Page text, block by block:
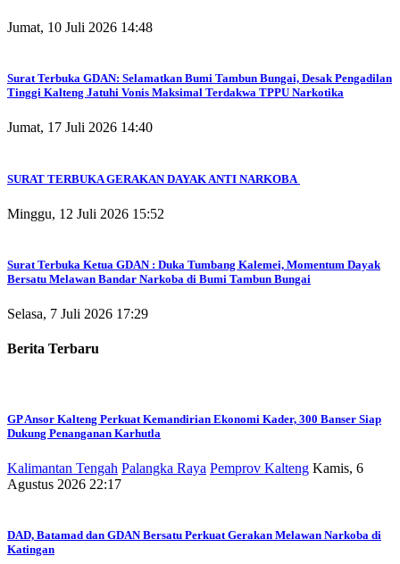
Jumat, 10 Juli 2026 14:48
Surat Terbuka GDAN: Selamatkan Bumi Tambun Bungai, Desak Pengadilan
Tinggi Kalteng Jatuhi Vonis Maksimal Terdakwa TPPU Narkotika
Jumat, 17 Juli 2026 14:40
SURAT TERBUKA GERAKAN DAYAK ANTI NARKOBA
Minggu, 12 Juli 2026 15:52
Surat Terbuka Ketua GDAN : Duka Tumbang Kalemei, Momentum Dayak
Bersatu Melawan Bandar Narkoba di Bumi Tambun Bungai
Selasa, 7 Juli 2026 17:29
Berita Terbaru
GP Ansor Kalteng Perkuat Kemandirian Ekonomi Kader, 300 Banser Siap
Dukung Penanganan Karhutla
Kalimantan Tengah Palangka Raya Pemprov Kalteng Kamis, 6
Agustus 2026 22:17
DAD, Batamad dan GDAN Bersatu Perkuat Gerakan Melawan Narkoba di
Katingan